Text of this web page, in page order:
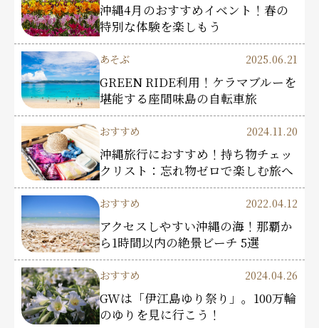
沖縄4月のおすすめイベント！春の
特別な体験を楽しもう
あそぶ 2025.06.21
GREEN RIDE利用！ケラマブルーを
堪能する座間味島の自転車旅
おすすめ 2024.11.20
沖縄旅行におすすめ！持ち物チェッ
クリスト：忘れ物ゼロで楽しむ旅へ
おすすめ 2022.04.12
アクセスしやすい沖縄の海！那覇か
ら1時間以内の絶景ビーチ 5選
おすすめ 2024.04.26
GWは「伊江島ゆり祭り」。100万輪
のゆりを見に行こう！